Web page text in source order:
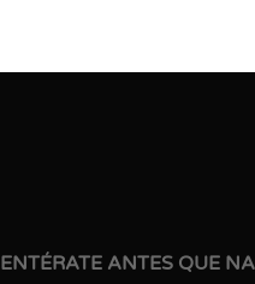
ENTÉRATE ANTES QUE